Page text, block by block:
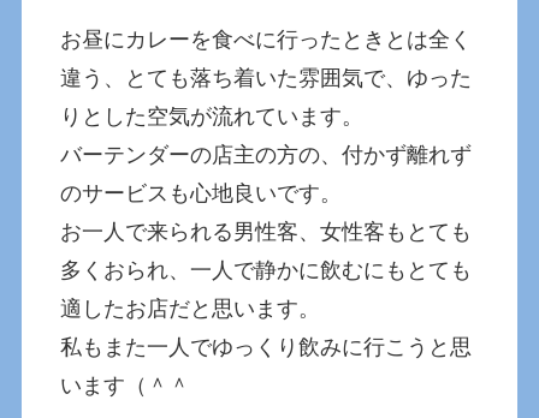
お昼にカレーを食べに行ったときとは全く
違う、とても落ち着いた雰囲気で、ゆった
りとした空気が流れています。
バーテンダーの店主の方の、付かず離れず
のサービスも心地良いです。
お一人で来られる男性客、女性客もとても
多くおられ、一人で静かに飲むにもとても
適したお店だと思います。
私もまた一人でゆっくり飲みに行こうと思
います（＾＾